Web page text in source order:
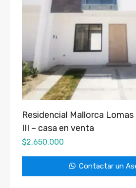
Residencial Mallorca
III – casa en venta
$2,650,000
Contactar un